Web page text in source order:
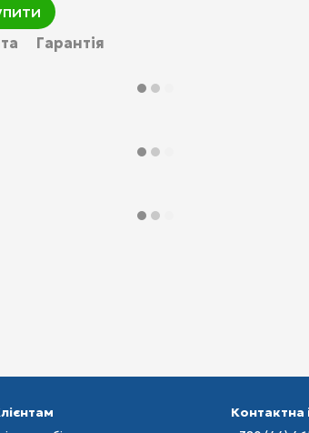
Гарантія
Контактна